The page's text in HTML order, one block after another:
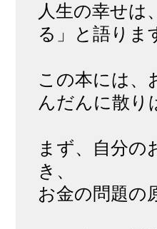
人生の幸せは
る」と語りま
この本には、
んだんに散り
まず、自分の
き、
お金の問題の